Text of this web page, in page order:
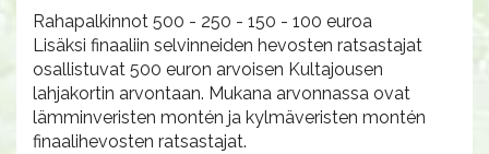
Rahapalkinnot 500 - 250 - 150 - 100 euroa
Lisäksi finaaliin selvinneiden hevosten ratsastajat
osallistuvat 500 euron arvoisen Kultajousen
lahjakortin arvontaan. Mukana arvonnassa ovat
lämminveristen montén ja kylmäveristen montén
finaalihevosten ratsastajat.